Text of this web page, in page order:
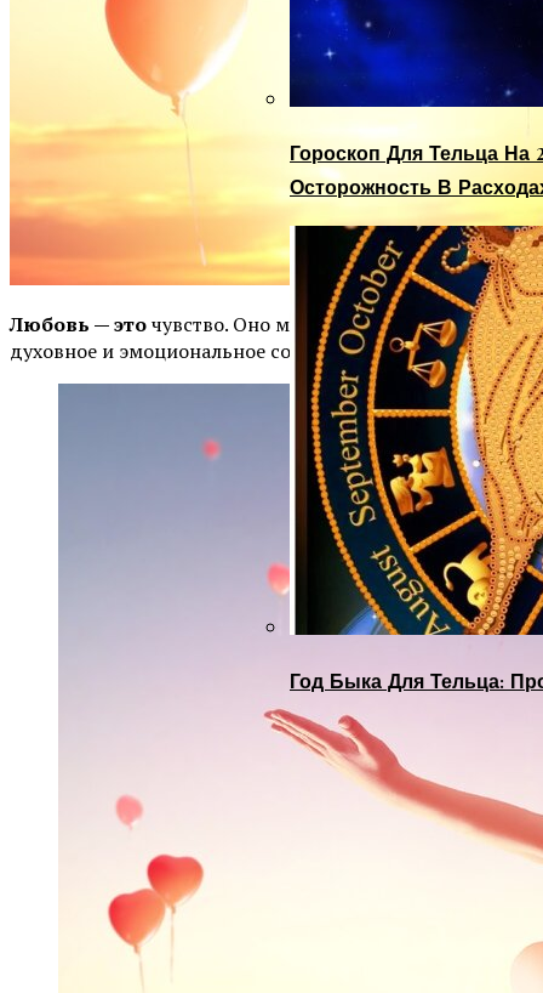
Гороскоп Для Тельца На
Осторожность В
Год Быка Для Тельца:
Любовь — эточувство. Оно максимально усиливает
духовное и эмоциональное состояние человека.